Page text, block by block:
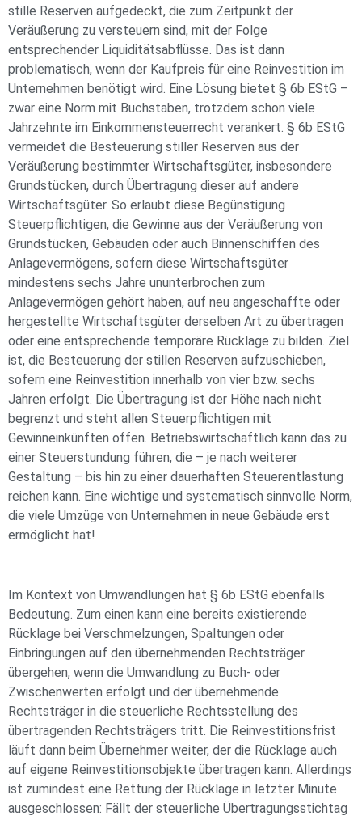
stille Reserven aufgedeckt, die zum Zeitpunkt der
Veräußerung zu versteuern sind, mit der Folge
entsprechender Liquiditätsabflüsse. Das ist dann
problematisch, wenn der Kaufpreis für eine Reinvestition im
Unternehmen benötigt wird. Eine Lösung bietet § 6b EStG –
zwar eine Norm mit Buchstaben, trotzdem schon viele
Jahrzehnte im Einkommensteuerrecht verankert. § 6b EStG
vermeidet die Besteuerung stiller Reserven aus der
Veräußerung bestimmter Wirtschaftsgüter, insbesondere
Grundstücken, durch Übertragung dieser auf andere
Wirtschaftsgüter. So erlaubt diese Begünstigung
Steuerpflichtigen, die Gewinne aus der Veräußerung von
Grundstücken, Gebäuden oder auch Binnenschiffen des
Anlagevermögens, sofern diese Wirtschaftsgüter
mindestens sechs Jahre ununterbrochen zum
Anlagevermögen gehört haben, auf neu angeschaffte oder
hergestellte Wirtschaftsgüter derselben Art zu übertragen
oder eine entsprechende temporäre Rücklage zu bilden. Ziel
ist, die Besteuerung der stillen Reserven aufzuschieben,
sofern eine Reinvestition innerhalb von vier bzw. sechs
Jahren erfolgt. Die Übertragung ist der Höhe nach nicht
begrenzt und steht allen Steuerpflichtigen mit
Gewinneinkünften offen. Betriebswirtschaftlich kann das zu
einer Steuerstundung führen, die – je nach weiterer
Gestaltung – bis hin zu einer dauerhaften Steuerentlastung
reichen kann. Eine wichtige und systematisch sinnvolle Norm,
die viele Umzüge von Unternehmen in neue Gebäude erst
ermöglicht hat!
Im Kontext von Umwandlungen hat § 6b EStG ebenfalls
Bedeutung. Zum einen kann eine bereits existierende
Rücklage bei Verschmelzungen, Spaltungen oder
Einbringungen auf den übernehmenden Rechtsträger
übergehen, wenn die Umwandlung zu Buch- oder
Zwischenwerten erfolgt und der übernehmende
Rechtsträger in die steuerliche Rechtsstellung des
übertragenden Rechtsträgers tritt. Die Reinvestitionsfrist
läuft dann beim Übernehmer weiter, der die Rücklage auch
auf eigene Reinvestitionsobjekte übertragen kann. Allerdings
ist zumindest eine Rettung der Rücklage in letzter Minute
ausgeschlossen: Fällt der steuerliche Übertragungsstichtag